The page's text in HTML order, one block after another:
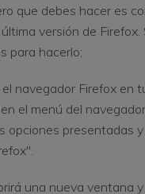
que debes hacer es
versión de Firefox.
para hacerlo;
navegador Firefox en
el menú del
opciones presentadas
una nueva ventana